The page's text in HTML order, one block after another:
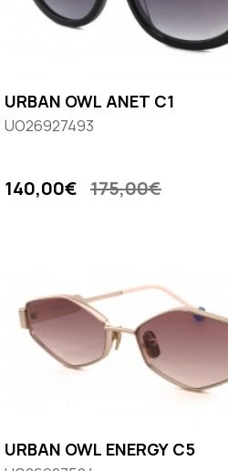
URBAN OWL ANET C1
UO26927493
140,00€ 175,00€
URBAN OWL ENERGY C5